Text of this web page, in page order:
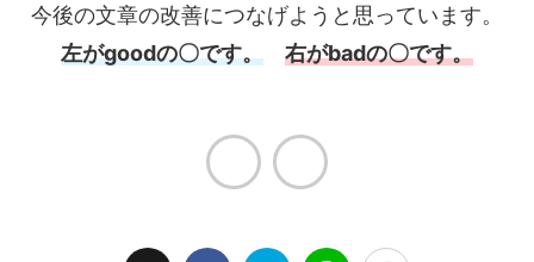
今後の文章の改善につなげようと思っています。
左がgoodの〇です。
右がbadの〇です。